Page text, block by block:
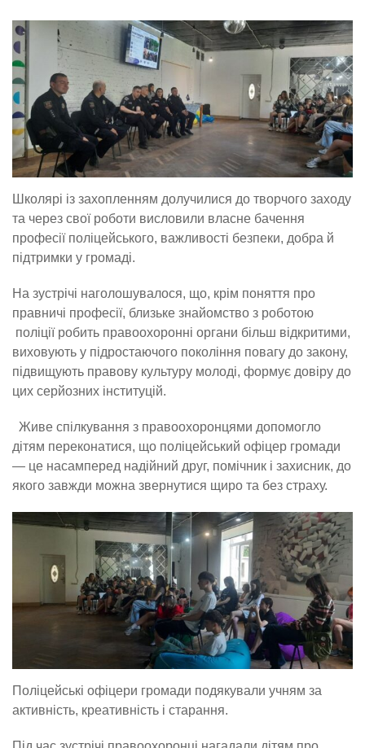
Школярі із захопленням долучилися до творчого заходу
та через свої роботи висловили власне бачення
професії поліцейського, важливості безпеки, добра й
підтримки у громаді.
На зустрічі наголошувалося, що, крім поняття про
правничі професії, близьке знайомство з роботою
поліції робить правоохоронні органи більш відкритими,
виховують у підростаючого покоління повагу до закону,
підвищують правову культуру молоді, формує довіру до
цих серйозних інституцій.
Живе спілкування з правоохоронцями допомогло
дітям переконатися, що поліцейський офіцер громади
— це насамперед надійний друг, помічник і захисник, до
якого завжди можна звернутися щиро та без страху.
Поліцейські офіцери громади подякували учням за
активність, креативність і старання.